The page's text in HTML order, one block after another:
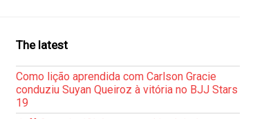
The latest
Como lição aprendida com Carlson Gracie
conduziu Suyan Queiroz à vitória no BJJ Stars
19